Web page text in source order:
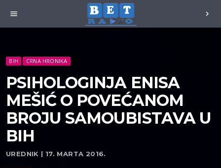
menu chevron_right
BIH CRNA HRONIKA
PSIHOLOGINJA ENISA
MEŠIĆ O POVEĆANOM
BROJU SAMOUBISTAVA U
BIH
UREDNIK | 17. MARTA 2016.